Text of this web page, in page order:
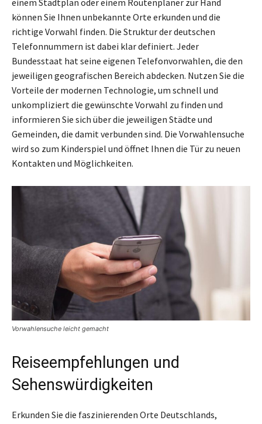
können Sie Ihnen unbekannte Orte erkunden und die
richtige Vorwahl finden. Die Struktur der deutschen
Telefonnummern ist dabei klar definiert. Jeder
Bundesstaat hat seine eigenen Telefonvorwahlen, die den
jeweiligen geografischen Bereich abdecken. Nutzen Sie die
Vorteile der modernen Technologie, um schnell und
unkompliziert die gewünschte Vorwahl zu finden und
informieren Sie sich über die jeweiligen Städte und
Gemeinden, die damit verbunden sind. Die Vorwahlensuche
wird so zum Kinderspiel und öffnet Ihnen die Tür zu neuen
Kontakten und Möglichkeiten.
Vorwahlensuche leicht gemacht
Reiseempfehlungen und
Sehenswürdigkeiten
Erkunden Sie die faszinierenden Orte Deutschlands,